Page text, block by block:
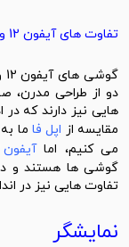
تفاوت هایآیفون 12 و
هایی نیز دارند که در
مقایسه ازاپل فا
می کنیم، اماآیفون 12 مینی
گوشی ها هستند و در
تفاوت هایی نیز در
نمایشگر